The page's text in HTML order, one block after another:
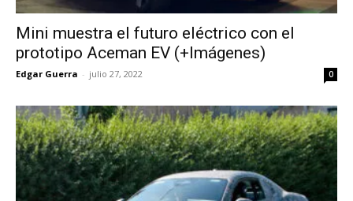
Mini muestra el futuro eléctrico con el
prototipo Aceman EV (+Imágenes)
Edgar Guerra - julio 27, 2022 0